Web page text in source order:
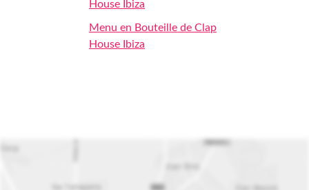
House Ibiza
Menu en Bouteille de Clap
House Ibiza